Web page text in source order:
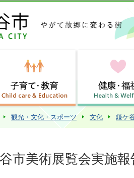
この
観光・文化・スポーツ 文化 鎌ケ
市美術展覧会実施報